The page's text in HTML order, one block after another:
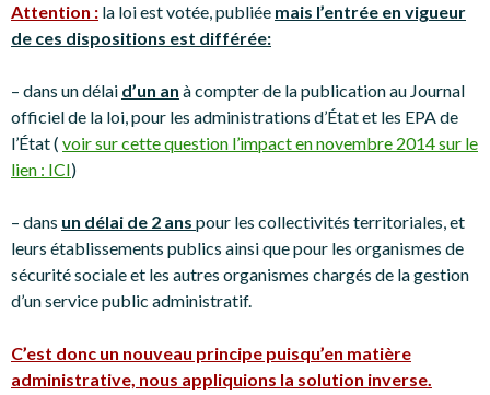
Attention : la loi est votée, publiée mais l’entrée en vigueur
de ces dispositions est différée:
– dans un délai d’un an à compter de la publication au Journal
officiel de la loi, pour les administrations d’État et les EPA de
l’État ( voir sur cette question l’impact en novembre 2014 sur le
lien : ICI)
– dans un délai de 2 ans pour les collectivités territoriales, et
leurs établissements publics ainsi que pour les organismes de
sécurité sociale et les autres organismes chargés de la gestion
d’un service public administratif.
C’est donc un nouveau principe puisqu’en matière
administrative, nous appliquions la solution inverse.